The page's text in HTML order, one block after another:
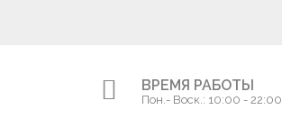
ВРЕМЯ РАБОТЫ
Пон.- Воск.: 10:00 - 22:00